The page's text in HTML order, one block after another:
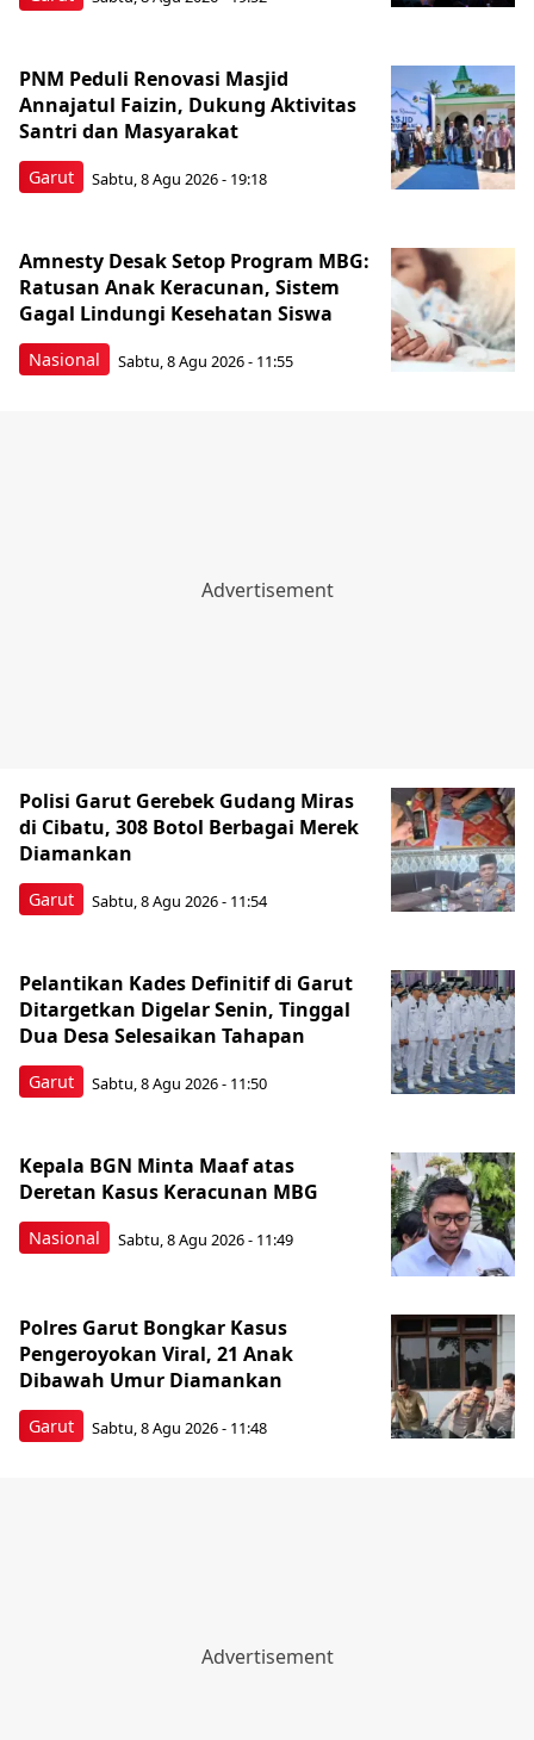
Garut
PNM Peduli Renovasi Masjid
Annajatul Faizin, Dukung Aktivitas
Santri dan Masyarakat
Sabtu, 8 Agu 2026 - 19:18
Nasional
Amnesty Desak Setop Program MBG:
Ratusan Anak Keracunan, Sistem
Gagal Lindungi Kesehatan Siswa
Sabtu, 8 Agu 2026 - 11:55
Garut
Polisi Garut Gerebek Gudang Miras
di Cibatu, 308 Botol Berbagai Merek
Diamankan
Sabtu, 8 Agu 2026 - 11:54
Garut
Pelantikan Kades Definitif di Garut
Ditargetkan Digelar Senin, Tinggal
Dua Desa Selesaikan Tahapan
Sabtu, 8 Agu 2026 - 11:50
Nasional
Kepala BGN Minta Maaf atas
Deretan Kasus Keracunan MBG
Sabtu, 8 Agu 2026 - 11:49
Garut
Polres Garut Bongkar Kasus
Pengeroyokan Viral, 21 Anak
Dibawah Umur Diamankan
Sabtu, 8 Agu 2026 - 11:48